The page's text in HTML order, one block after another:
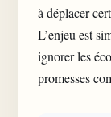
à déplacer
L’enjeu est
ignorer les
promesses